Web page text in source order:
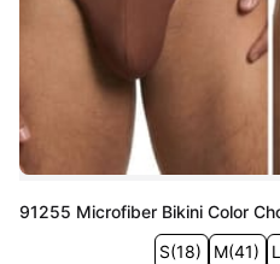
91255 Microfiber Bikini Color
S(18) M(41) L